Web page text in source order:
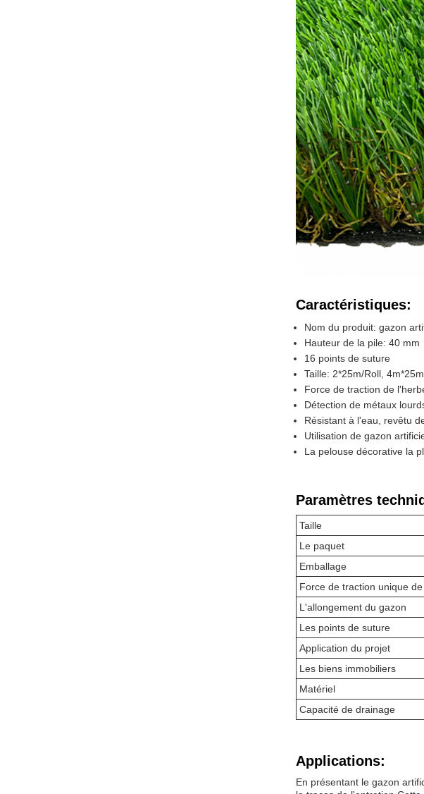
Caractéristiques:
Nom du produit: gazon
Hauteur de la pile: 40 mm
16 points de suture
Taille: 2*25m/Roll,
Force de traction de
Détection de métaux
Résistant à l'eau, revêtu
Utilisation de gazon
La pelouse décorative la
Paramètres
Taille
Le paquet
Emballage
Force de traction unique
L'allongement du gazon
Les points de suture
Application du projet
Les biens immobiliers
Matériel
Capacité de drainage
Applications:
En présentant le gazon